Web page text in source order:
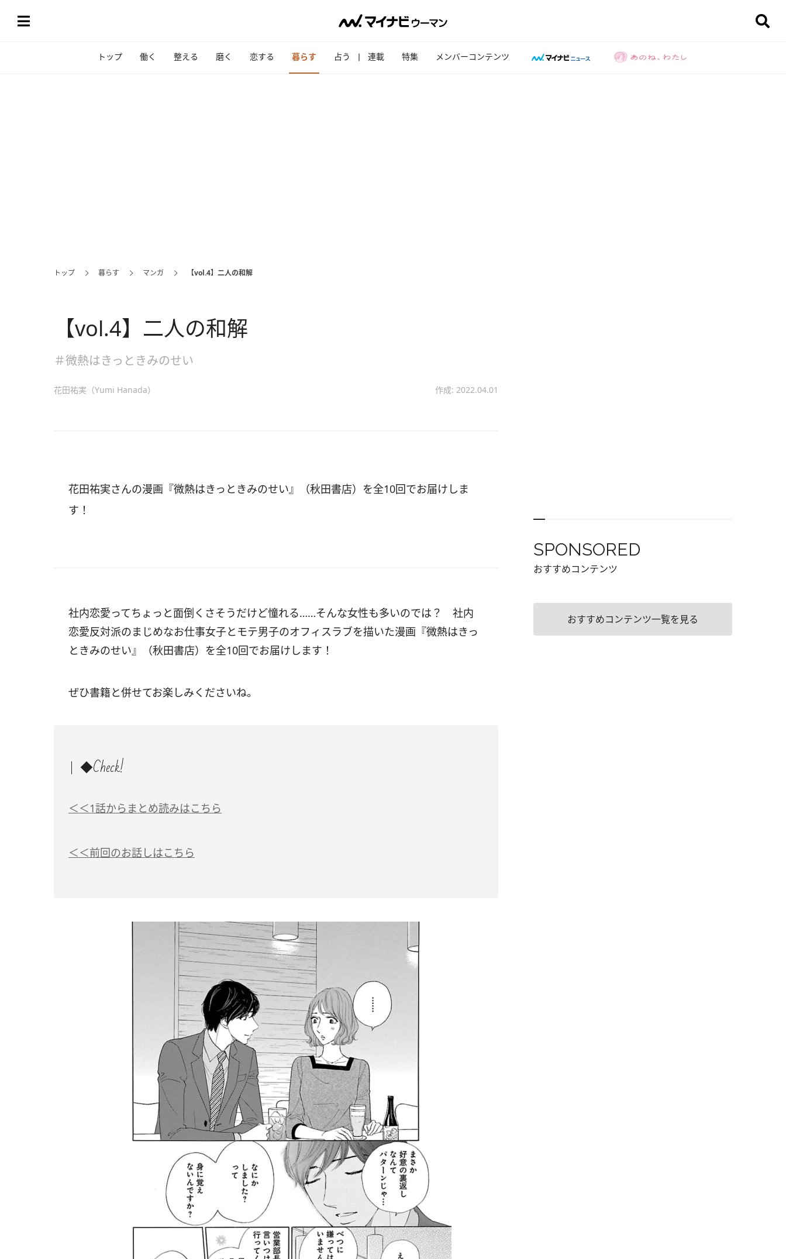
トップ 働く 整える 磨く 恋する 暮らす 占う 連載 特集 メンバーコンテンツ
トップ 暮らす マンガ 【vol.4】二人の和解
【vol.4】二人の和解
＃微熱はきっときみのせい
花田祐実（Yumi Hanada） 作成: 2022.04.01
花田祐実さんの漫画『微熱はきっときみのせい』（秋田書店）を全10回でお届けしま
す！
社内恋愛ってちょっと面倒くさそうだけど憧れる……そんな女性も多いのでは？ 社内
恋愛反対派のまじめなお仕事女子とモテ男子のオフィスラブを描いた漫画『微熱はきっ
ときみのせい』（秋田書店）を全10回でお届けします！
ぜひ書籍と併せてお楽しみくださいね。
◆Check!
＜＜1話からまとめ読みはこちら
＜＜前回のお話しはこちら
SPONSORED
おすすめコンテンツ
おすすめコンテンツ一覧を見る